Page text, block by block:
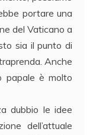
portare una
del Vaticano a
sia il punto di
Anche
papale è molto
dubbio le idee
dell’attuale